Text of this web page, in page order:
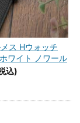
ス Hウォッチ
ワイト ノワール
込)